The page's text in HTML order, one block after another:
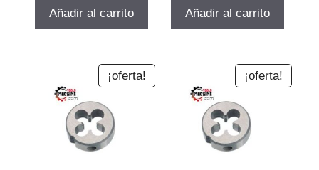
era:
es:
Añadir al carrito
era:
es:
Añadir al carrito
¡oferta! ¡oferta!